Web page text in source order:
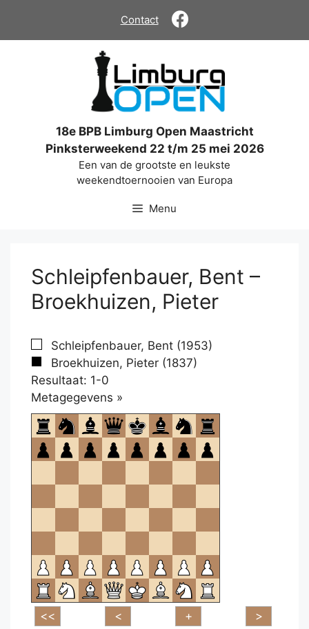
de
Contact
18e BPB Limburg Open Maastricht
Pinksterweekend 22 t/m 25 mei 2026
Een van de grootste en leukste
weekendtoernooien van Europa
Menu
Schleipfenbauer, Bent –
Broekhuizen, Pieter
Schleipfenbauer, Bent (1953)
Broekhuizen, Pieter (1837)
Resultaat: 1-0
Metagegevens »
om
te
openen.